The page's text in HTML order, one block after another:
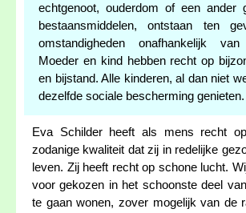
echtgenoot, ouderdom of een ander
bestaansmiddelen, ontstaan ten
omstandigheden onafhankelijk
Moeder en kind hebben recht op
en bijstand. Alle kinderen, al dan niet
dezelfde sociale bescherming genieten.
Eva Schilder heeft als mens recht
zodanige kwaliteit dat zij in redelijke
leven. Zij heeft recht op schone lucht.
voor gekozen in het schoonste deel
te gaan wonen, zover mogelijk van de